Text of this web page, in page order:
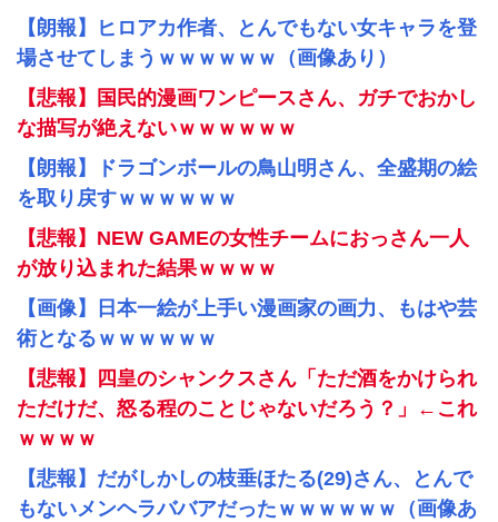
【朗報】ヒロアカ作者、とんでもない女キャラを登
場させてしまうｗｗｗｗｗｗ（画像あり）
【悲報】国民的漫画ワンピースさん、ガチでおかし
な描写が絶えないｗｗｗｗｗｗ
【朗報】ドラゴンボールの鳥山明さん、全盛期の絵
を取り戻すｗｗｗｗｗｗ
【悲報】NEW GAMEの女性チームにおっさん一人
が放り込まれた結果ｗｗｗｗ
【画像】日本一絵が上手い漫画家の画力、もはや芸
術となるｗｗｗｗｗｗ
【悲報】四皇のシャンクスさん「ただ酒をかけられ
ただけだ、怒る程のことじゃないだろう？」←これ
ｗｗｗｗ
【悲報】だがしかしの枝垂ほたる(29)さん、とんで
もないメンヘラババアだったｗｗｗｗｗｗ（画像あ